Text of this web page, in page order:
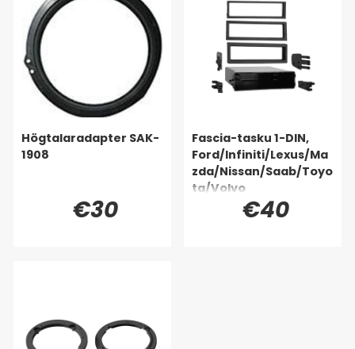
Högtalaradapter SAK-
1908
€30
Fascia-tasku 1-DIN,
Ford/Infiniti/Lexus/Ma
zda/Nissan/Saab/Toyo
ta/Volvo
€40